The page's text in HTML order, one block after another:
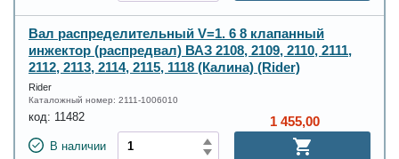
Вал распределительный V=1. 6 8 клапанный
инжектор (распредвал) ВАЗ 2108, 2109, 2110, 2111,
2112, 2113, 2114, 2115, 1118 (Калина) (Rider)
Rider
Каталожный номер: 2111-1006010
код: 11482
В наличии
1 455,00